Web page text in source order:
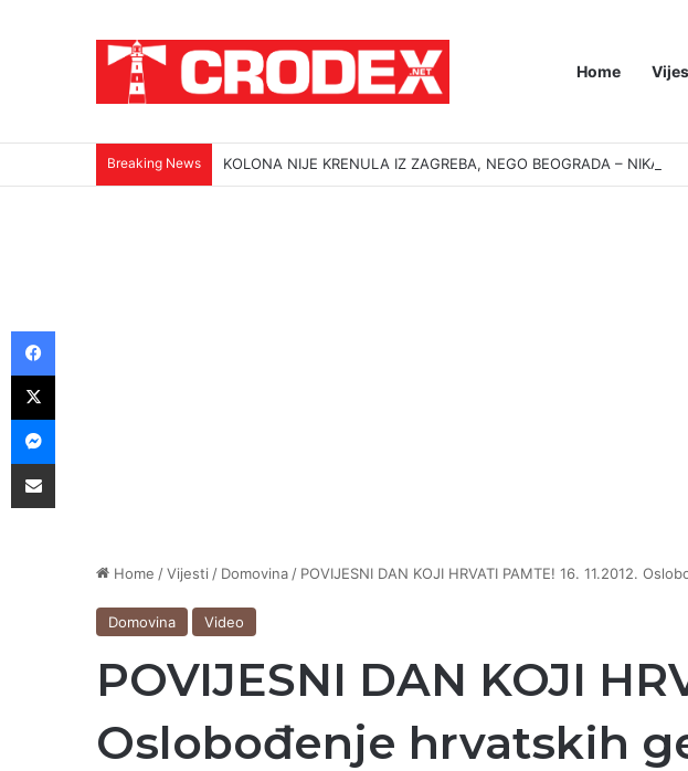
Home
Breaking News KOLONA NIJE KRENULA IZ ZAGREBA, NEGO BEOGRADA –
Home /Vijesti / Domovina / POVIJESNI DAN KOJI HRVATI PAMTE! 16. 11.2012.
Domovina Video
POVIJESNI DAN KOJI
Oslobođenje hrvatskih
Facebook
X
Messenger
Podijeli putem E-maila